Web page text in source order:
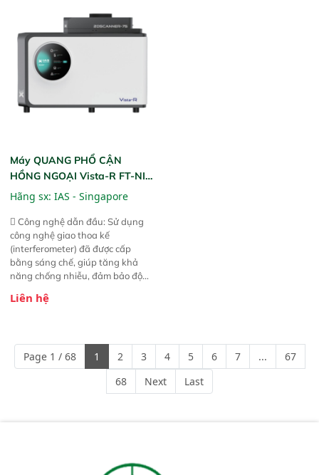
liệu để tăng chỉ số ROI cho doanh
nghiệp.
Máy QUANG PHỔ CẬN
HỒNG NGOẠI Vista-R FT-NIR
(Vista-R FT-NIR Analyzer)
Hãng sx: IAS - Singapore
 Công nghệ dẫn đầu: Sử dụng
công nghệ giao thoa kế
(interferometer) đã được cấp
bằng sáng chế, giúp tăng khả
năng chống nhiễu, đảm bảo độ
Phạm vi ứng dụng rộng: Đáp ứng
ngành công nghiệp khác nhau. 
Độ nhạy cao: Trang bị đầu dò
InGaAs độ nhạy cao, cung cấp
phản hồi phổ tuyến tính đầy đủ,
đảm bảo độ chính xác và khả
Liên hệ
Page 1 / 68 1 2 3 4 5 6 7 ...
67
68
Next Last